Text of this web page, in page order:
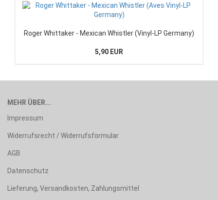
Roger Whittaker - Mexican Whistler (Vinyl-LP Germany)
5,90 EUR
MEHR ÜBER...
Impressum
Widerrufsrecht / Widerrufsformular
AGB
Datenschutz
Lieferung, Versandkosten, Zahlungsmittel